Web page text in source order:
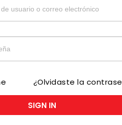
de origen animal.
cuidar el medio ambiente,
disfrutar de la suavidad y
¿Olvidaste la
SIGN IN